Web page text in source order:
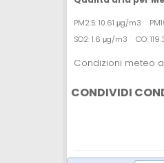
PM2.5: 10.61 μg/m3
SO2: 1.6 μg/m3 CO:
Condizioni meteo
CONDIVIDI